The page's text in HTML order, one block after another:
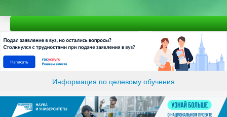
Информация по целевому обучения